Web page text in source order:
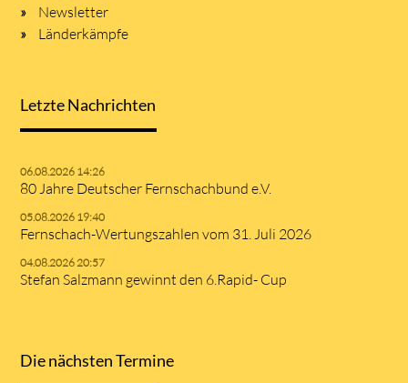
Newsletter
Länderkämpfe
Letzte Nachrichten
06.08.2026 14:26
80 Jahre Deutscher Fernschachbund e.V.
05.08.2026 19:40
Fernschach-Wertungszahlen vom 31. Juli 2026
04.08.2026 20:57
Stefan Salzmann gewinnt den 6.Rapid- Cup
Die nächsten Termine